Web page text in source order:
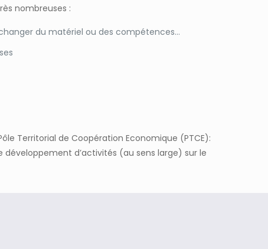
nombreuses :
du matériel ou des compétences…
Territorial de Coopération Economique (PTCE):
d’activités (au sens large) sur le